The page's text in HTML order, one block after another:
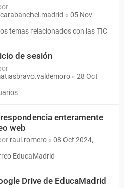
« 05 Nov
temas relacionados con las TIC
de sesión
« 28 Oct
enteramente
web
raul.romero « 08 Oct 2024,
EducaMadrid
Drive de EducaMadrid